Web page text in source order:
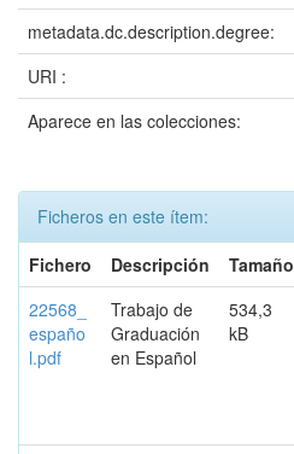
metadata.dc.description.degree:
URI :
Aparece en las colecciones:
Ficheros en este ítem:
Fichero
Descripción Tamaño
22568_
españo
l.pdf
Trabajo de
Graduación
en Español
534,3
kB